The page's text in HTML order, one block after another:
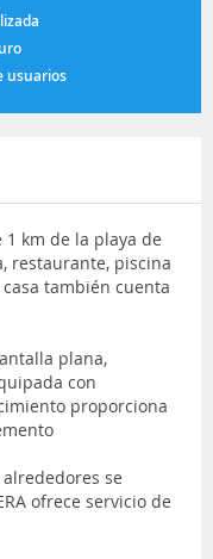
usuarios
1 km de la playa de
restaurante, piscina
también cuenta
plana,
con
proporciona
se
ofrece servicio de